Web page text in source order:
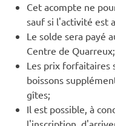
Cet acompte ne
sauf si l'activité est
Le solde sera payé
Centre de Quarreux;
Les prix forfaitaires
boissons
gîtes;
Il est possible, à
l'inscription,